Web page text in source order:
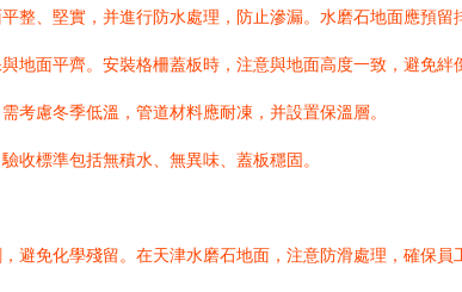
整、堅實，并進行防水處理，防止滲漏。水磨石地面應預留
地面平齊。安裝格柵蓋板時，注意與地面高度一致，避免絆
考慮冬季低溫，管道材料應耐凍，并設置保溫層。
收標準包括無積水、無異味、蓋板穩固。
避免化學殘留。在天津水磨石地面，注意防滑處理，確保員